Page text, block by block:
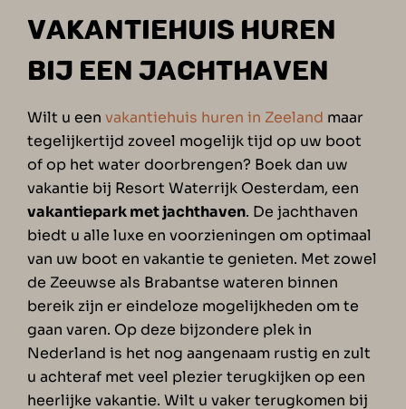
VAKANTIEHUIS HUREN
BIJ EEN JACHTHAVEN
Wilt u eenvakantiehuis huren in Zeeland maar
tegelijkertijd zoveel mogelijk tijd op uw boot
of op het water doorbrengen? Boek dan uw
vakantie bij Resort Waterrijk Oesterdam, een
vakantiepark met jachthaven. De jachthaven
biedt u alle luxe en voorzieningen om optimaal
van uw boot en vakantie te genieten. Met zowel
de Zeeuwse als Brabantse wateren binnen
bereik zijn er eindeloze mogelijkheden om te
gaan varen. Op deze bijzondere plek in
Nederland is het nog aangenaam rustig en zult
u achteraf met veel plezier terugkijken op een
heerlijke vakantie. Wilt u vaker terugkomen bij